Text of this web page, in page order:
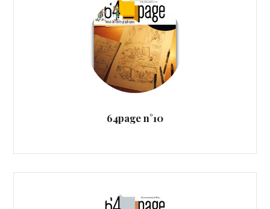
64page n°10